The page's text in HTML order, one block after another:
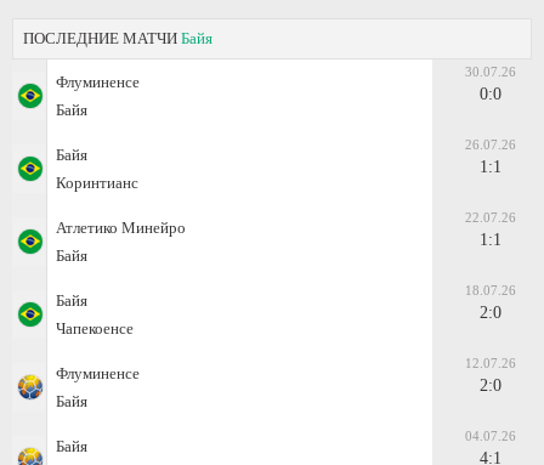
ПОСЛЕДНИЕ МАТЧИ Байя
Флуминенсе
Байя
30.07.26
0:0
Байя
Коринтианс
26.07.26
1:1
Атлетико Минейро
Байя
22.07.26
1:1
Байя
Чапекоенсе
18.07.26
2:0
Флуминенсе
Байя
12.07.26
2:0
Байя
04.07.26
4:1